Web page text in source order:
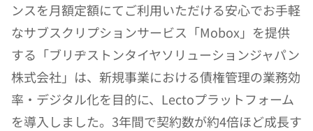
ンスを月額定額にてご利用いただける安心でお手軽
なサブスクリプションサービス「Mobox」を提供
する「ブリヂストンタイヤソリューションジャパン
株式会社」は、新規事業における債権管理の業務効
率・デジタル化を目的に、Lectoプラットフォーム
を導入しました。3年間で契約数が約4倍ほど成長す